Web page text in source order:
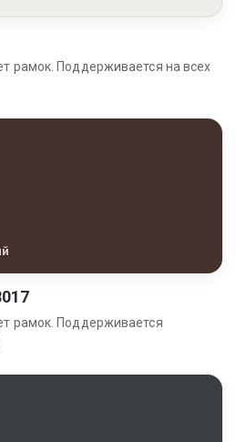
рамок. Поддерживается на всех
рамок. Поддерживается